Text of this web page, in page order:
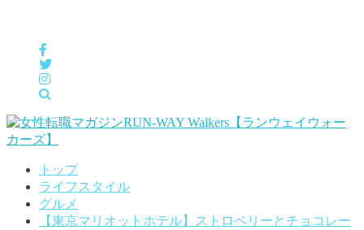
トップ
ライフスタイル
グルメ
【東京マリオットホテル】ストロベリーとチョコレー